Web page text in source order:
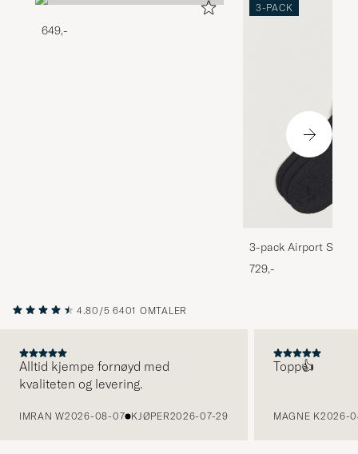
649,-
3-PACK
3-pack Airport
Melange
729,-
4.80/5 6401 OMTALER
Alltid kjempe fornøyd med
kvaliteten og levering.
IMRAN W2026-08-07 KJØPER2026-07-29
Topp👍
MAGNE K2026-